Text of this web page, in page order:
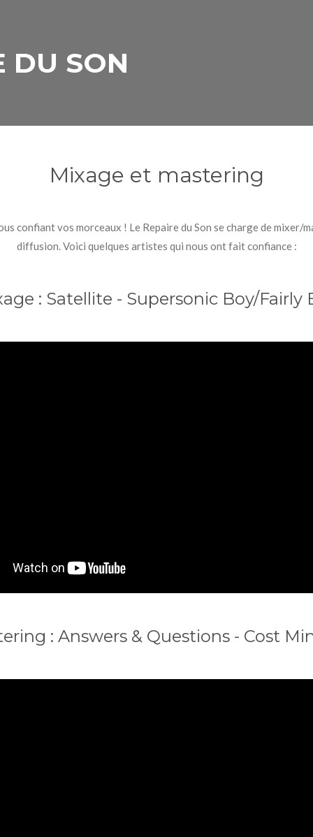
DU SON
Mixage et mastering
confiant vos morceaux ! Le Repaire du Son se charge de mixer/
diffusion. Voici quelques artistes qui nous ont fait confiance :
: Satellite - Supersonic Boy/Fairly
: Answers & Questions - Cost